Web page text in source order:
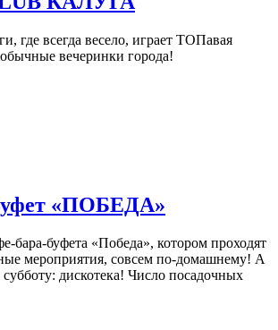
где всегда весело, играет ТОПавая
вечеринки города!
«ПОБЕДА»
бара-буфета «Победа», котором проходят
мероприятия, совсем по-домашнему! А
дискотека! Число посадочных